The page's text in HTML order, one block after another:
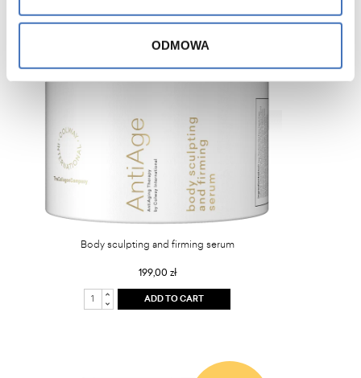
ODMOWA
Body sculpting and firming serum
199,00 zł
ADD TO CART